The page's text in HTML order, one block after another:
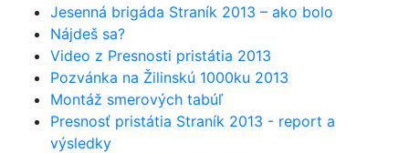
Jesenná brigáda Straník 2013 – ako bolo
Nájdeš sa?
Video z Presnosti pristátia 2013
Pozvánka na Žilinskú 1000ku 2013
Montáž smerových tabúľ
Presnosť pristátia Straník 2013 - report a
výsledky